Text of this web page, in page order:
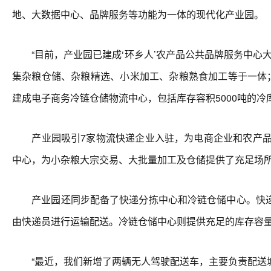
地、大数据中心、品牌服务等功能为一体的现代化产业园。
“目前，产业园已建成‘环乡人’农产品公共品牌服务中心
集杂粮仓储、杂粮精选、小米加工、杂粮熟食加工等于一
建成电子商务冷链仓储物流中心，包括库存容积5000吨的
产业园吸引7家物流快递企业入驻，为电商企业和农产
中心，为小杂粮大宗交易、大批量加工及仓储提供了充足场
产业园还同步配备了快递分拣中心和冷链仓储中心。快
由快递员进行运输配送。冷链仓储中心则提供充足的库存
“最近，我们新增了两辆无人驾驶配送车，主要负责配送